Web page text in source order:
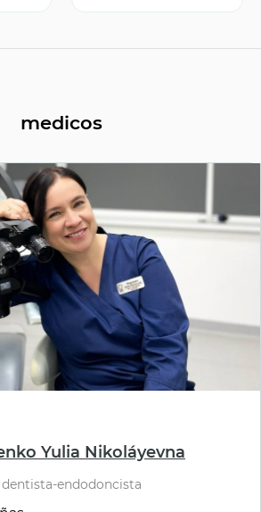
medicos
Yulia Nikoláyevna
endodoncista